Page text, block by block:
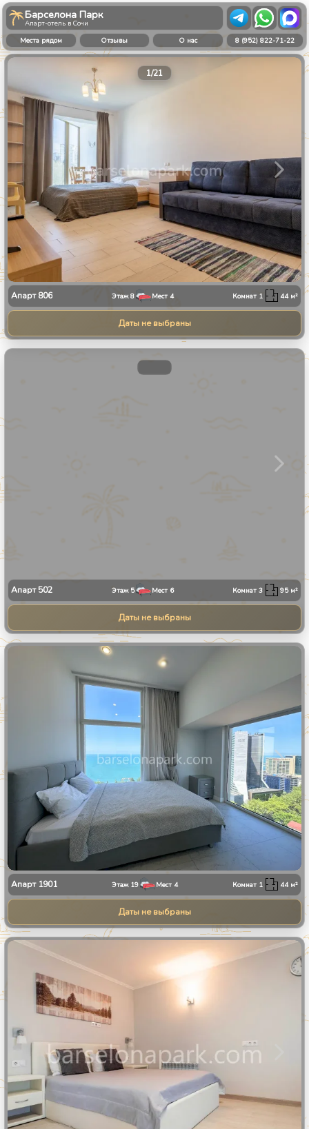
Барселона Парк
Апарт-отель в Сочи
Места рядом
Отзывы О нас 8 (952) 822-71-22
1/21
Апарт806 Этаж8 Мест 4 Комнат 1 44м²
Даты не выбраны
Апарт502 Этаж 5 Мест 6 Комнат3 95м²
Даты не выбраны
13
Апарт 1901 Этаж 19 Мест 4 Комнат 1 44м²
Даты не выбраны